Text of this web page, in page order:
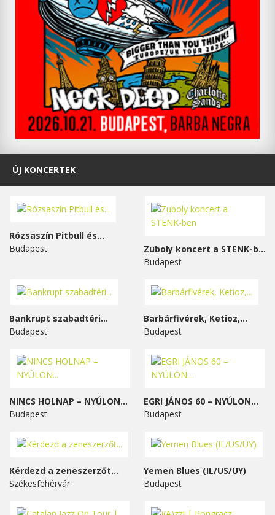
ÚJ KONCERTEK
Rózsaszín Pitbull és...
Budapest
Zuboly koncert a STENK-ben
Budapest
Bankrupt szabadtéri...
Budapest
Barbárfivérek, Ketioz,...
Budapest
NINCS HOLNAP – NYÚLON...
Budapest
EGRI JÁNOS 60 – NYÚLON...
Budapest
Kérdezd a zeneszerzőt...
Székesfehérvár
Yemen Blues (IL/US/UY)
Budapest